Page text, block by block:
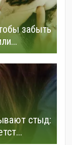
забыть
стыд: